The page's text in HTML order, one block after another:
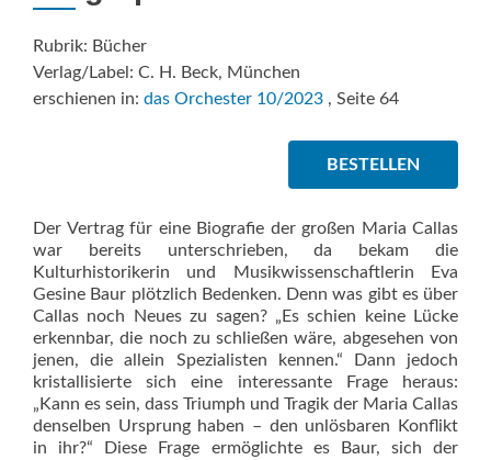
Rubrik: Bücher
Verlag/Label: C. H. Beck, München
erschienen in: das Orchester 10/2023 , Seite 64
BESTELLEN
Der Vertrag für eine Biografie der großen Maria Callas
war bereits unterschrieben, da bekam die
Kulturhistorikerin und Musikwissenschaftlerin Eva
Gesine Baur plötzlich Bedenken. Denn was gibt es über
Callas noch Neues zu sagen? „Es schien keine Lücke
erkennbar, die noch zu schließen wäre, abgesehen von
jenen, die allein Spezialisten kennen.“ Dann jedoch
kristallisierte sich eine interessante Frage heraus:
„Kann es sein, dass Triumph und Tragik der Maria Callas
denselben Ursprung haben – den unlösbaren Konflikt
in ihr?“ Diese Frage ermöglichte es Baur, sich der